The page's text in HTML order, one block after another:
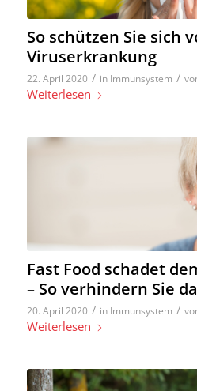
So schützen Sie sich
Viruserkrankung
22. April 2020 / in Immunsystem /
Weiterlesen
Fast Food schadet
– So verhindern Sie
20. April 2020 / in Immunsystem /
Weiterlesen